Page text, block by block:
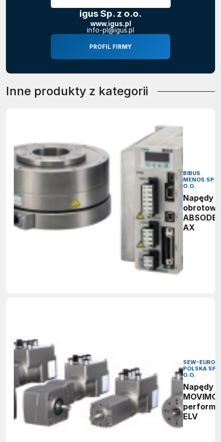
igus Sp. z o.o.
www.igus.pl
info-pl@igus.pl
PROFIL FIRMY
Inne produkty z kategorii
BIBUS
MENOS SP. Z
O.O.
Napędy
obrotowe
AX
SEW-
POLSKA SP.
O.O.
Napędy
ELV